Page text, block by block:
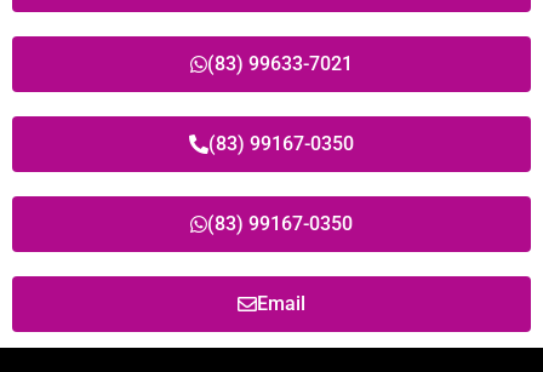
(83) 99633-7021
(83) 99167-0350
(83) 99167-0350
Email